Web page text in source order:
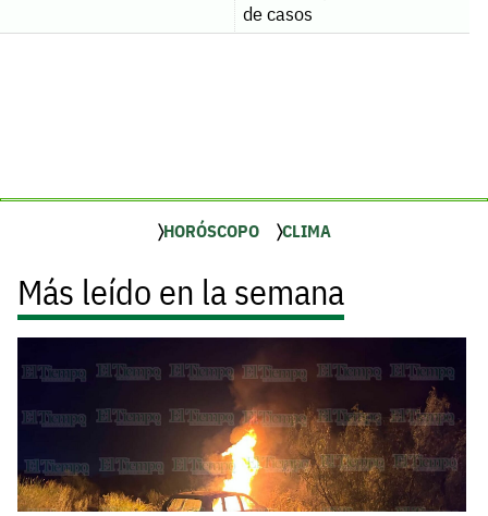
de casos
HORÓSCOPO CLIMA
Más leído en la semana